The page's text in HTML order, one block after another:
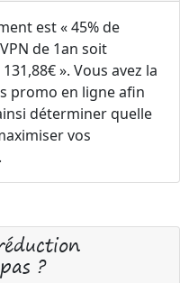
est « 45% de
de 1an soit
». Vous avez la
promo en ligne afin
déterminer quelle
vos
?